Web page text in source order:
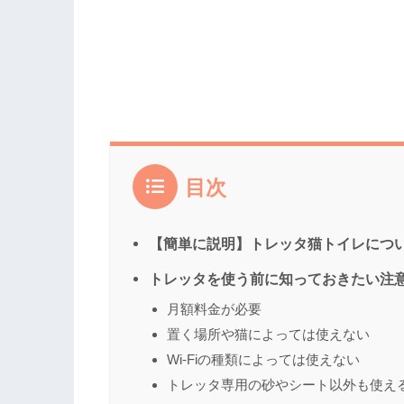
目次
【簡単に説明】トレッタ猫トイレにつ
トレッタを使う前に知っておきたい注
月額料金が必要
置く場所や猫によっては使えない
Wi-Fiの種類によっては使えない
トレッタ専用の砂やシート以外も使え